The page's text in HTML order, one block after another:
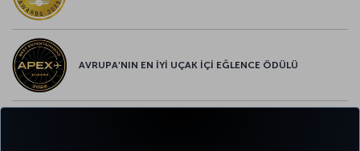
AVRUPA’NIN EN İYİ UÇAK İÇİ EĞLENCE ÖDÜLÜ